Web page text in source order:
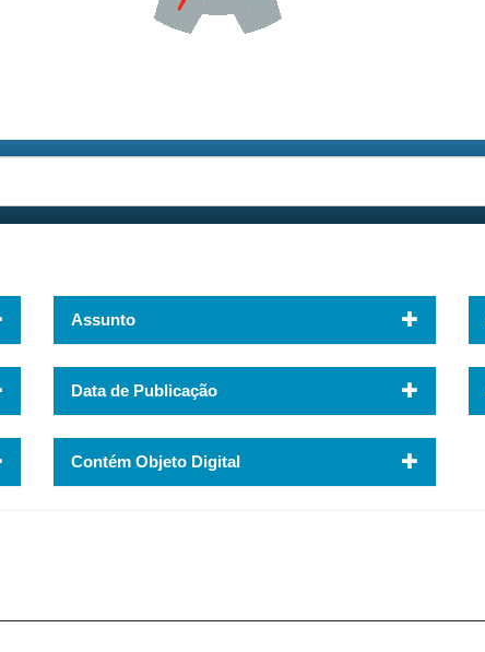
Assunto
Data de Publicação
Contém Objeto Digital